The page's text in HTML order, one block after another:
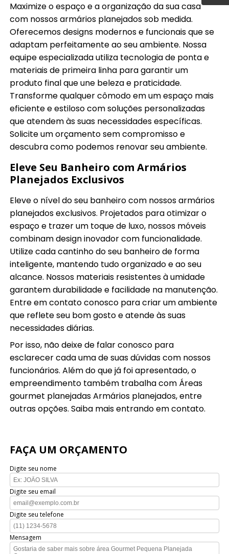
Maximize o espaço e a organização da sua casa
com nossos armários planejados sob medida.
Oferecemos designs modernos e funcionais que se
adaptam perfeitamente ao seu ambiente. Nossa
equipe especializada utiliza tecnologia de ponta e
materiais de primeira linha para garantir um
produto final que une beleza e praticidade.
Transforme qualquer cômodo em um espaço mais
eficiente e estiloso com soluções personalizadas
que atendem às suas necessidades específicas.
Solicite um orçamento sem compromisso e
descubra como podemos renovar seu ambiente.
Eleve Seu Banheiro com Armários
Planejados Exclusivos
Eleve o nível do seu banheiro com nossos armários
planejados exclusivos. Projetados para otimizar o
espaço e trazer um toque de luxo, nossos móveis
combinam design inovador com funcionalidade.
Utilize cada cantinho do seu banheiro de forma
inteligente, mantendo tudo organizado e ao seu
alcance. Nossos materiais resistentes à umidade
garantem durabilidade e facilidade na manutenção.
Entre em contato conosco para criar um ambiente
que reflete seu bom gosto e atende às suas
necessidades diárias.
Por isso, não deixe de falar conosco para
esclarecer cada uma de suas dúvidas com nossos
funcionários. Além do que já foi apresentado, o
empreendimento também trabalha com Áreas
gourmet planejadas Armários planejados, entre
outras opções. Saiba mais entrando em contato.
FAÇA UM ORÇAMENTO
Digite seu nome
Digite seu email
Digite seu telefone
Mensagem